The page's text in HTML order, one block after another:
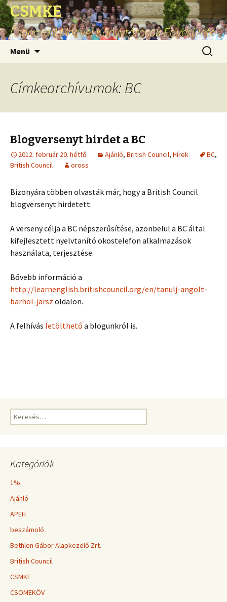
CSMKE
Csongrád Megyei Könyvtárosok Egyesülete
Menü
Címkearchívumok: BC
Blogversenyt hirdet a BC
2012. február 20. hétfő Ajánló, British Council, Hírek BC,
British Council
oross
Bizonyára többen olvasták már, hogy a British Council
blogversenyt hirdetett.
A verseny célja a BC népszerűsítése, azonbelül a BC által
kifejlesztett nyelvtanító okostelefon alkalmazások
használata, terjesztése.
Bővebb információ a
http://learnenglish.britishcouncil.org/en/tanulj-angolt-
barhol-jarsz oldalon.
A felhívás letölthető a blogunkról is.
Keresés:
Kategóriák
1%
Ajánló
APEH
beszámoló
Bethlen Gábor Alapkezelő Zrt.
British Council
CSMKE
CSOMEKÖV